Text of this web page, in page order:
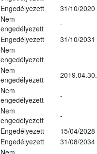
Engedélyezett
31/10/2020
Nem
engedélyezett
-
Engedélyezett
31/10/2031
Nem
engedélyezett
Nem
engedélyezett
2019.04.30.
Nem
engedélyezett
-
Nem
engedélyezett
-
Engedélyezett
15/04/2028
Engedélyezett
31/08/2034
Nem